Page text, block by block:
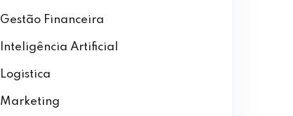
Gestão Financeira
Inteligência Artificial
Logistica
Marketing